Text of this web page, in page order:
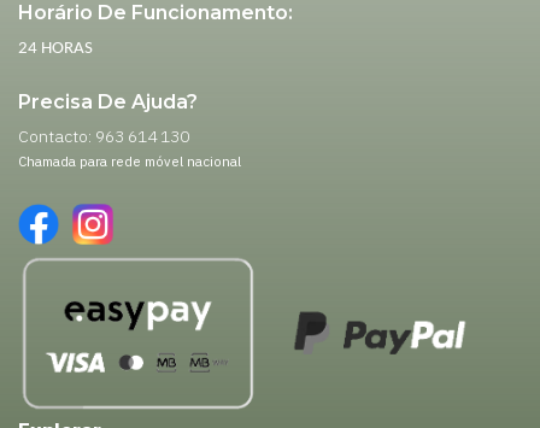
Horário De Funcionamento:
24 HORAS
Precisa De Ajuda?
Contacto: 963 614 130
Chamada para rede móvel nacional